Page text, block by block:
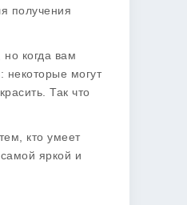
получения
но когда вам
некоторые могут
Так что
кто умеет
яркой и